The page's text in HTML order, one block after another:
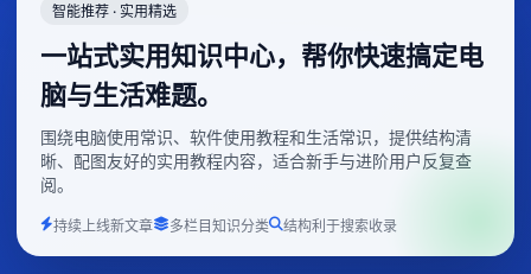
智能推荐 · 实用精选
一站式实用知识中心，帮你快速搞定电
脑与生活难题。
围绕电脑使用常识、软件使用教程和生活常识，提供结构清
晰、配图友好的实用教程内容，适合新手与进阶用户反复查
阅。
持续上线新文章 多栏目知识分类 结构利于搜索收录